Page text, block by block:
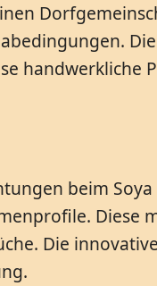
beim
Diese
Die